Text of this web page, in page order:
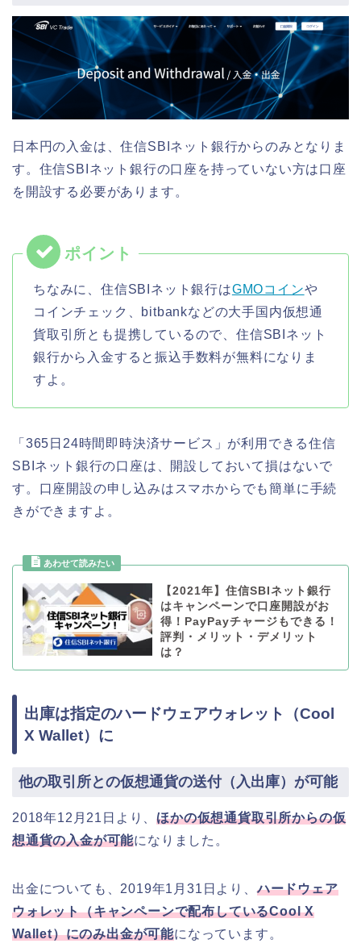
日本円の入金は、住信SBIネット銀行からのみとなりま
す。住信SBIネット銀行の口座を持っていない方は口座
を開設する必要があります。
ちなみに、住信SBIネット銀行はGMOコインや
コインチェック、bitbankなどの大手国内仮想通
貨取引所とも提携しているので、住信SBIネット
銀行から入金すると振込手数料が無料になりま
すよ。
「365日24時間即時決済サービス」が利用できる住信
SBIネット銀行の口座は、開設しておいて損はないで
す。口座開設の申し込みはスマホからでも簡単に手続
きができますよ。
【2021年】住信SBIネット銀行
はキャンペーンで口座開設がお
得！PayPayチャージもできる！
評判・メリット・デメリット
は？
出庫は指定のハードウェアウォレット（Cool
X Wallet）に
他の取引所との仮想通貨の送付（入出庫）が可能
2018年12月21日より、ほかの仮想通貨取引所からの仮
想通貨の入金が可能になりました。
出金についても、2019年1月31日より、ハードウェア
ウォレット（キャンペーンで配布しているCool X
Wallet）にのみ出金が可能になっています。